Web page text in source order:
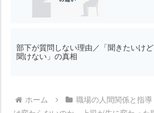
部下が質問しない理由／「聞きたいけど
聞けない」の真相
ホーム 職場の人間関係と指導